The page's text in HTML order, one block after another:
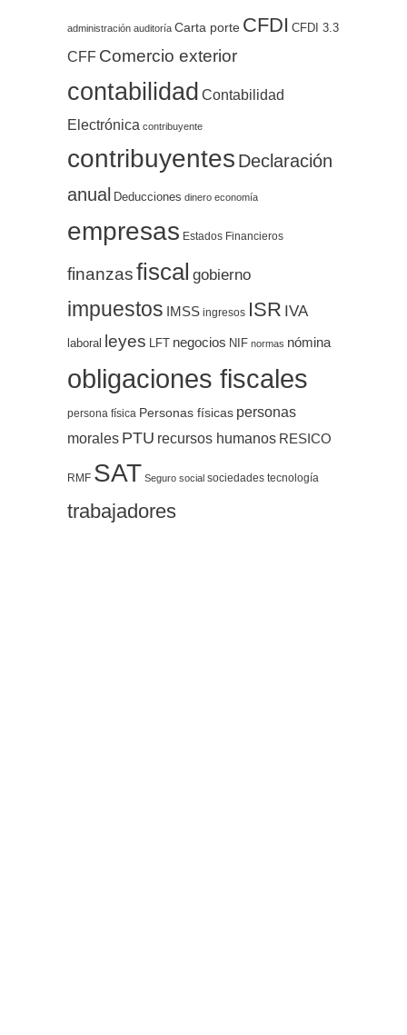
administración auditoría Carta porte CFDI CFDI 3.3
CFF Comercio exterior
contabilidad Contabilidad
Electrónica contribuyente
contribuyentes Declaración
anual Deducciones dinero economía
empresas Estados Financieros
finanzasfiscal gobierno
impuestos IMSS ingresos ISR IVA
laboral leyes LFT negocios NIF normas nómina
obligaciones fiscales
persona física Personas físicas personas
morales PTU recursos humanos RESICO
RMF SAT Seguro social sociedades tecnología
trabajadores